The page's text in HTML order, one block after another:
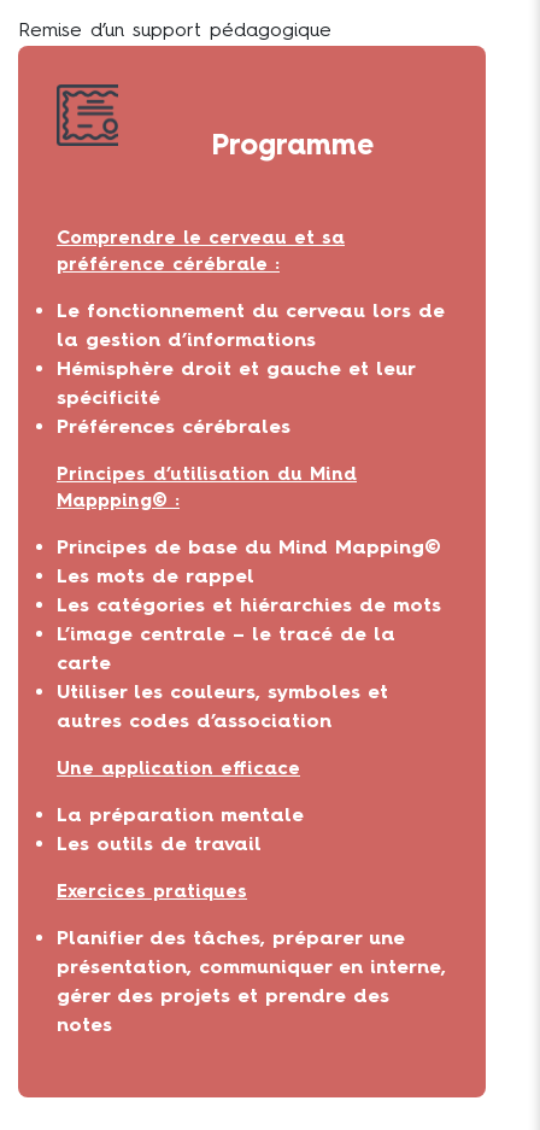
Remise d’un support pédagogique
Echange avec le formateur
Réflexion collective
Exercices pratiques et mise en situation
Programme
Comprendre le cerveau et sa
préférence cérébrale :
Le fonctionnement du cerveau lors de
la gestion d’informations
Hémisphère droit et gauche et leur
spécificité
Préférences cérébrales
Principes d’utilisation du Mind
Mappping© :
Principes de base du Mind Mapping©
Les mots de rappel
Les catégories et hiérarchies de mots
L’image centrale – le tracé de la
carte
Utiliser les couleurs, symboles et
autres codes d’association
Une application efficace
La préparation mentale
Les outils de travail
Exercices pratiques
Planifier des tâches, préparer une
présentation, communiquer en interne,
gérer des projets et prendre des
notes